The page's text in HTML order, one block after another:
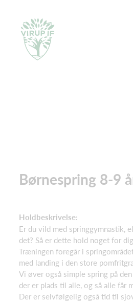
Børnespring 8-9
Holdbeskrivelse:
Er du vild med springgymnastik,
det? Så er dette hold noget for dig.
Træningen foregår i
med landing i den store
Vi øver også simple spring på
der er plads til alle, og så alle får
Der er selvfølgelig også tid til